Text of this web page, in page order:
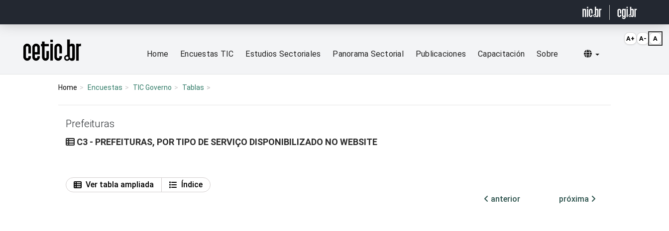
Página inicial
Home Encuestas TIC Estudios Sectoriales Panorama Sectorial Publicaciones Capacitación Sobre Selecionar idioma
Home Encuestas TIC Governo Tablas
Prefeituras
C3 - PREFEITURAS, POR TIPO DE SERVIÇO DISPONIBILIZADO NO WEBSITE
Ver tabla ampliada
Índice
anterior
próxima
A+ A- A